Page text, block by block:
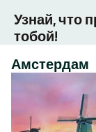
Узнай, что
тобой!
Амстердам